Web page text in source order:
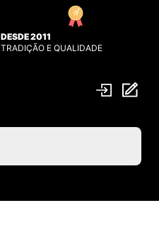
DESDE 2011
TRADIÇÃO E QUALIDADE